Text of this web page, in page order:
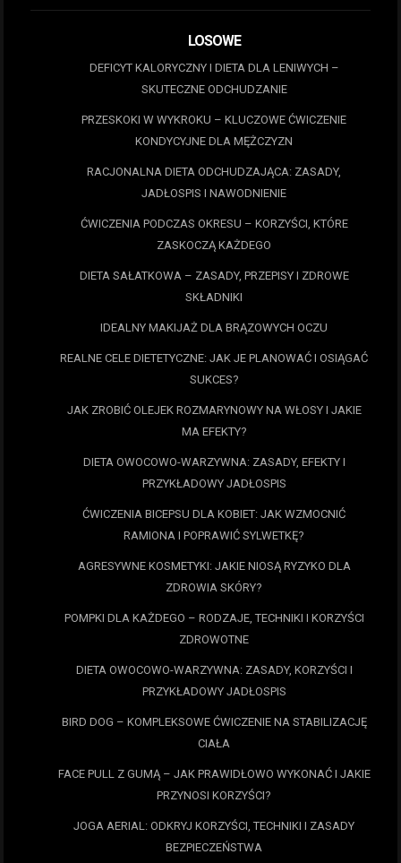
LOSOWE
DEFICYT KALORYCZNY I DIETA DLA LENIWYCH –
SKUTECZNE ODCHUDZANIE
PRZESKOKI W WYKROKU – KLUCZOWE ĆWICZENIE
KONDYCYJNE DLA MĘŻCZYZN
RACJONALNA DIETA ODCHUDZAJĄCA: ZASADY,
JADŁOSPIS I NAWODNIENIE
ĆWICZENIA PODCZAS OKRESU – KORZYŚCI, KTÓRE
ZASKOCZĄ KAŻDEGO
DIETA SAŁATKOWA – ZASADY, PRZEPISY I ZDROWE
SKŁADNIKI
IDEALNY MAKIJAŻ DLA BRĄZOWYCH OCZU
REALNE CELE DIETETYCZNE: JAK JE PLANOWAĆ I OSIĄGAĆ
SUKCES?
JAK ZROBIĆ OLEJEK ROZMARYNOWY NA WŁOSY I JAKIE
MA EFEKTY?
DIETA OWOCOWO-WARZYWNA: ZASADY, EFEKTY I
PRZYKŁADOWY JADŁOSPIS
ĆWICZENIA BICEPSU DLA KOBIET: JAK WZMOCNIĆ
RAMIONA I POPRAWIĆ SYLWETKĘ?
AGRESYWNE KOSMETYKI: JAKIE NIOSĄ RYZYKO DLA
ZDROWIA SKÓRY?
POMPKI DLA KAŻDEGO – RODZAJE, TECHNIKI I KORZYŚCI
ZDROWOTNE
DIETA OWOCOWO-WARZYWNA: ZASADY, KORZYŚCI I
PRZYKŁADOWY JADŁOSPIS
BIRD DOG – KOMPLEKSOWE ĆWICZENIE NA STABILIZACJĘ
CIAŁA
FACE PULL Z GUMĄ – JAK PRAWIDŁOWO WYKONAĆ I JAKIE
PRZYNOSI KORZYŚCI?
JOGA AERIAL: ODKRYJ KORZYŚCI, TECHNIKI I ZASADY
BEZPIECZEŃSTWA